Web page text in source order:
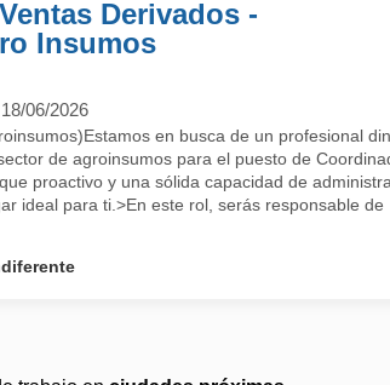
Derivados -
Insumos
18/06/2026
en busca de un profesional
de agroinsumos para el puesto de
proactivo y una sólida capacidad de
ideal para ti.>En este rol, serás responsable de